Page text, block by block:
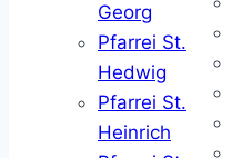
Georg
Pfarrei St.
Hedwig
Pfarrei St.
Heinrich